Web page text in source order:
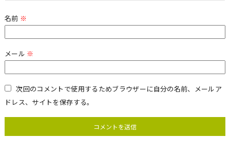
名前 ※
メール ※
次回のコメントで使用するためブラウザーに自分の名前、メールア
ドレス、サイトを保存する。